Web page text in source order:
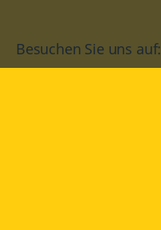
Besuchen Sie uns auf: